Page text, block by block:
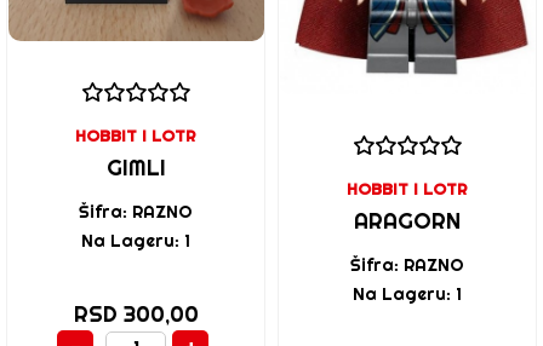
HOBBIT I LOTR
GIMLI
Šifra: RAZNO
Na Lageru: 1
RSD 300,00
HOBBIT I LOTR
ARAGORN
Šifra: RAZNO
Na Lageru: 1